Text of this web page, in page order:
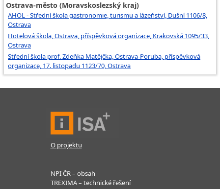
Ostrava-město (Moravskoslezský kraj)
AHOL - Střední škola gastronomie, turismu a lázeňství, Dušní 1106/8,
Ostrava
Hotelová škola, Ostrava, příspěvková organizace, Krakovská 1095/33,
Ostrava
Střední škola prof. Zdeňka Matějčka, Ostrava-Poruba, příspěvková
organizace, 17. listopadu 1123/70, Ostrava
O projektu
NPI ČR – obsah
TREXIMA – technické řešení